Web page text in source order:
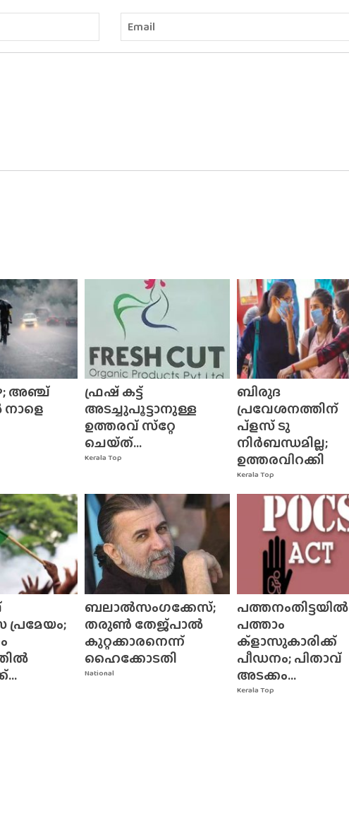
അഞ്ച്
നാളെ
Kerala Top
ഫ്രഷ് കട്ട്
അടച്ചുപൂട്ടാനുള്ള
ഉത്തരവ് സ്‌റ്റേ
ചെയ്‌ത്‌...
Kerala Top
ബിരുദ
പ്രവേശനത്തിന്
പ്ളസ് ടു
നിർബന്ധമില്ല;
ഉത്തരവിറക്കി
National
ബലാൽസംഗക്കേസ്;
തരുൺ തേജ്‌പാൽ
കുറ്റക്കാരനെന്ന്
ഹൈക്കോടതി
Kerala Top
പത്തനംതിട്ടയിൽ
പത്താം
ക്ളാസുകാരിക്ക്
പീഡനം; പിതാവ്
അടക്കം...